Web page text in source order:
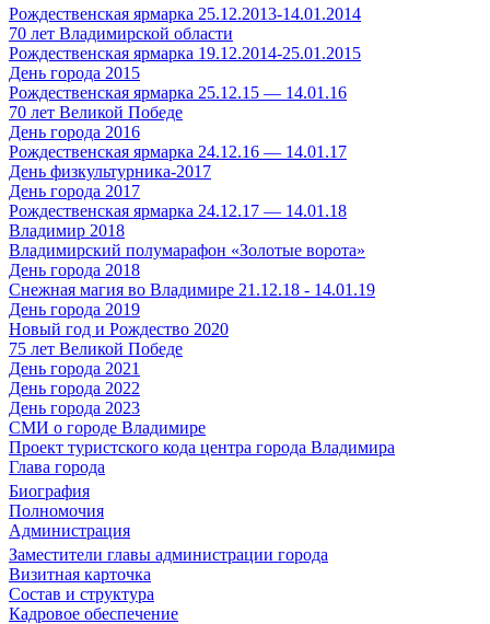
Рождественская ярмарка 25.12.2013-14.01.2014
70 лет Владимирской области
Рождественская ярмарка 19.12.2014-25.01.2015
День города 2015
Рождественская ярмарка 25.12.15 — 14.01.16
70 лет Великой Победе
День города 2016
Рождественская ярмарка 24.12.16 — 14.01.17
День физкультурника-2017
День города 2017
Рождественская ярмарка 24.12.17 — 14.01.18
Владимир 2018
Владимирский полумарафон «Золотые ворота»
День города 2018
Снежная магия во Владимире 21.12.18 - 14.01.19
День города 2019
Новый год и Рождество 2020
75 лет Великой Победе
День города 2021
День города 2022
День города 2023
СМИ о городе Владимире
Проект туристского кода центра города Владимира
Глава города
Биография
Полномочия
Администрация
Заместители главы администрации города
Визитная карточка
Состав и структура
Кадровое обеспечение